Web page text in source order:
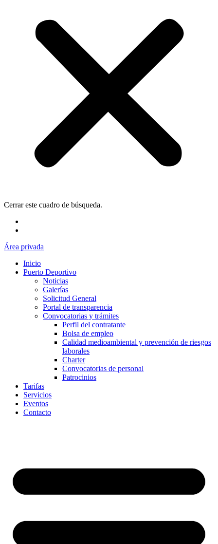
Cerrar este cuadro de búsqueda.
Área privada
Inicio
Puerto Deportivo
Noticias
Galerías
Solicitud General
Portal de transparencia
Convocatorias y trámites
Perfil del contratante
Bolsa de empleo
Calidad medioambiental y prevención de riesgos
laborales
Charter
Convocatorias de personal
Patrocinios
Tarifas
Servicios
Eventos
Contacto